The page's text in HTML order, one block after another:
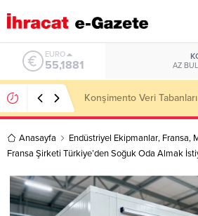
ALTIN
6.660,55 AZ
Hotel Towel Importer
Anasayfa Endüstriyel Ekipmanlar, Fransa,
Fransa Şirketi Türkiye’den Soğuk Oda Almak